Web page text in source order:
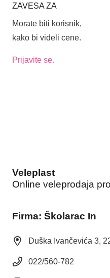
ZAVESA ZA
STAR (6812)
Morate biti korisnik,
kako bi videli cene.
Prijavite se.
Veleplast
Online veleprodaja
Firma: Školarac In
Duška Ivančevića 3,
022/560-782